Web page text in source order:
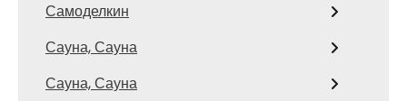
Самоделкин
Сауна, Сауна
Сауна, Сауна